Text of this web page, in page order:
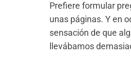
Prefiere formular
unas páginas. Y en
sensación de que
llevábamos